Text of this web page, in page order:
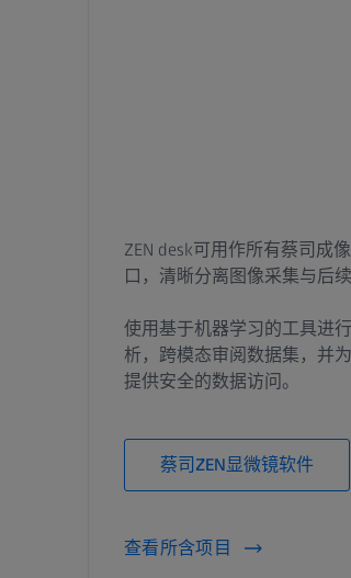
ZEN desk可用作所有蔡司成
口，清晰分离图像采集与后续
使用基于机器学习的工具进
析，跨模态审阅数据集，并
提供安全的数据访问。
蔡司ZEN显微镜软件
查看所含项目